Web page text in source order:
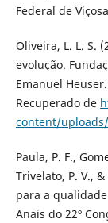
Federal de
Oliveira, L. L. S.
evolução.
Emanuel
Recuperado de
content/
Paula, P. F.,
Trivelato, P. V.,
para a
Anais do 22º